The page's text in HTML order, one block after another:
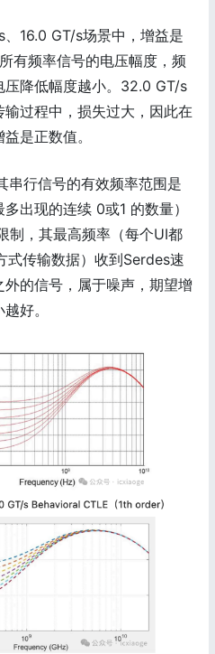
16.0 GT/s场景中，增益是
有频率信号的电压幅度，频
降低幅度越小。32.0 GT/s
过程中，损失过大，因此在
益是正数值。
串行信号的有效频率范围是
出现的连续 0或1 的数量）
制，其最高频率（每个UI都
式传输数据）收到Serdes速
的信号，属于噪声，期望增
好。